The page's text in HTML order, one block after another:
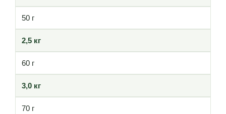
50 г
2,5 кг
60 г
3,0 кг
70 г